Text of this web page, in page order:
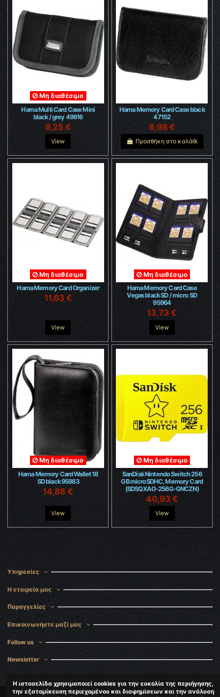
Μη διαθέσιμο
Hama Multi Card Case Mini
black / grey 49916
9,25 €
View
Hama Memory Card Case black
47152
8,98 €
Προσθήκη στο καλάθι
Μη διαθέσιμο
Hama Memory Card Organizer
11,63 €
View
Μη διαθέσιμο
Hama Memory Card Case
Vegas black SD / micro SD
95964
13,73 €
View
Μη διαθέσιμο
Hama Memory Card Wallet 18
SD black 95983
14,88 €
View
Μη διαθέσιμο
SanDisk Nintendo Switch 256
GB microSDHC, Memory Card
(SDSQXAO-256G-GNCZN)
40,93 €
View
Υπηρεσίες
Η εταιρεία μας
Παραγγελίες
Επικοινωνήστε μαζί μας
Follow us
Newsletter
Η ιστοσελίδα χρησιμοποιεί cookies για την ευκολία της περιήγησης,
την εξατομίκευση περιεχομένου και διαφημίσεων και την ανάλυση